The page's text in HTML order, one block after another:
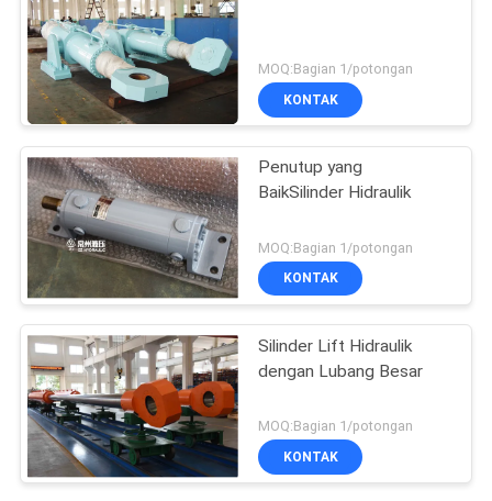
MOQ:Bagian 1/potongan
KONTAK
Penutup yang
BaikSilinder Hidraulik
MOQ:Bagian 1/potongan
KONTAK
Silinder Lift Hidraulik
dengan Lubang Besar
MOQ:Bagian 1/potongan
KONTAK